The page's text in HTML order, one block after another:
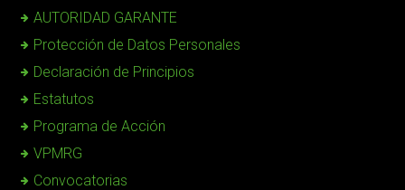
AUTORIDAD GARANTE
Protección de Datos Personales
Declaración de Principios
Estatutos
Programa de Acción
VPMRG
Convocatorias